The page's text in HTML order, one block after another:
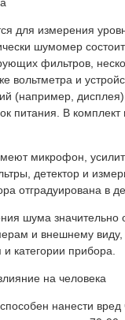
для измерения
шумомер
фильтров,
вольтметра и
(например,
питания. В
микрофон,
детектор и
отградуирована в
шума значительно
и внешнему виду,
категории прибора.
на человека
нанести вред